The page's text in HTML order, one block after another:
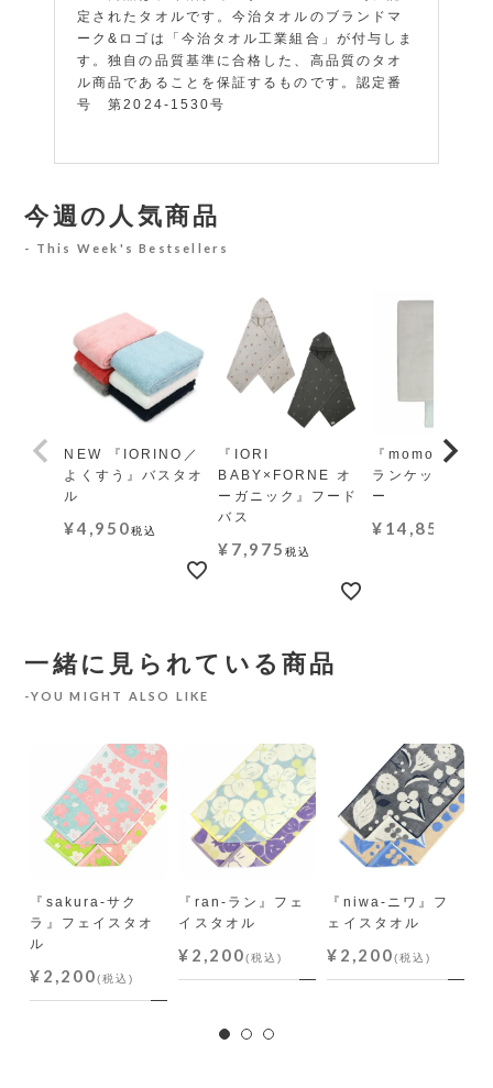
定されたタオルです。今治タオルのブランドマ
ーク&ロゴは「今治タオル工業組合」が付与しま
す。独自の品質基準に合格した、高品質のタオ
ル商品であることを保証するものです。認定番
号 第2024-1530号
今週の人気商品
This Week's Bestsellers
NEW 『IORINO／
よくすう』バスタオ
ル
¥4,950税込
『IORI
BABY×FORNE オ
ーガニック』フード
バス
¥ 7,975税込
『momo-モモ』
ランケット レギ
ー
¥ 14,850
一緒に見られている商品
YOU MIGHT ALSO LIKE
『sakura-サク
ラ』フェイスタオ
ル
¥2,200(税込)
『ran-ラン』フェ
イスタオル
¥2,200(税込)
『niwa-ニワ』フ
ェイスタオル
¥2,200(税込)